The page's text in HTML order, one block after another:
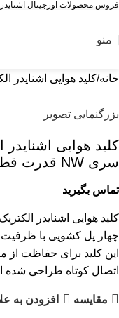
فروش محصولات اورجینال اشنایدر
منو
خانه کلید هوایی اشنایدر
بزرگنمایی تصویر
سری NW قدرت قطع 42KA
تماس بگیرید
چهار پل کشویی با ظرفیت 800 آمپر است.
این کلید برای حفاظت از
اتصال کوتاه طراحی
مقایسه افزودن به